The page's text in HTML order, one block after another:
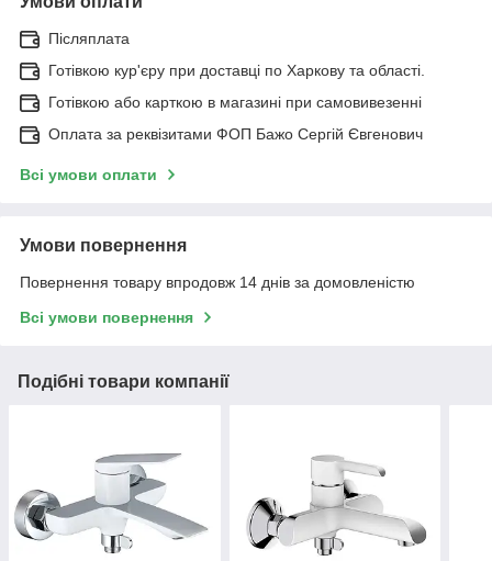
Післяплата
Готівкою кур'єру при доставці по Харкову та області.
Готівкою або карткою в магазині при самовивезенні
Оплата за реквізитами ФОП Бажо Сергій Євгенович
Всі умови оплати
Умови повернення
Повернення товару впродовж 14 днів за домовленістю
Всі умови повернення
Подібні товари компанії